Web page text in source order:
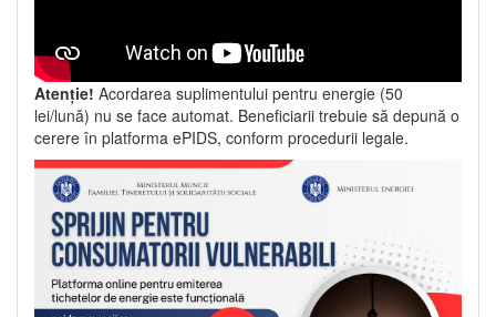
Atenție! Acordarea suplimentului pentru energie (50
lei/lună) nu se face automat. Beneficiarii trebuie să depună o
cerere în platforma ePIDS, conform procedurii legale.